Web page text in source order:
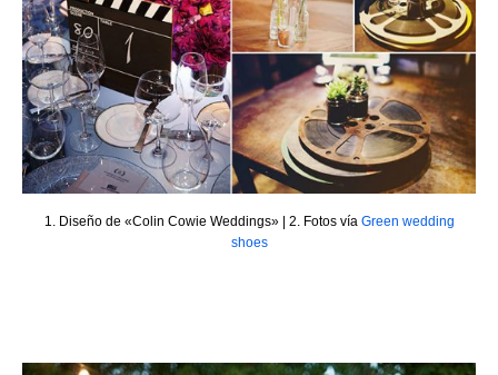
1. Diseño de «Colin Cowie Weddings» | 2. Fotos vía Green wedding
shoes